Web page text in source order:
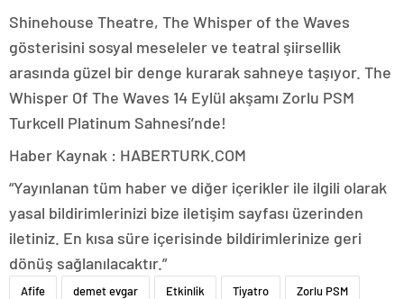
Shinehouse Theatre, The Whisper of the Waves
gösterisini sosyal meseleler ve teatral şiirsellik
arasında güzel bir denge kurarak sahneye taşıyor. The
Whisper Of The Waves 14 Eylül akşamı Zorlu PSM
Turkcell Platinum Sahnesi’nde!
Haber Kaynak : HABERTURK.COM
“Yayınlanan tüm haber ve diğer içerikler ile ilgili olarak
yasal bildirimlerinizi bize iletişim sayfası üzerinden
iletiniz. En kısa süre içerisinde bildirimlerinize geri
dönüş sağlanılacaktır.”
Afife demet evgar Etkinlik Tiyatro Zorlu PSM